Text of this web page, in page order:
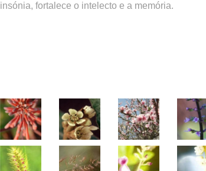
insónia, fortalece o intelecto e a memória.